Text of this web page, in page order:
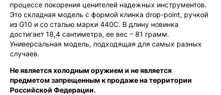
процессе покорения ценителей надежных инструментов.
Это складная модель с формой клинка drop-point, ручкой
из G10 и со сталью марки 440С. В длину новинка
достигает 18,4 сантиметра, ее вес – 81 грамм.
Универсальная модель, подходящая для самых разных
случаев.
Не является холодным оружием и не является
предметом запрещенным к продаже на территории
Российской Федерации.